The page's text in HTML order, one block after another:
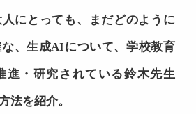
にとっても、まだどのように
、生成AIについて、学校教育
進・研究されている鈴木先生
法を紹介。